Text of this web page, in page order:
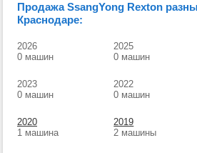
Продажа SsangYong Rexton
Краснодаре:
2026
0 машин
2025
0 машин
2023
0 машин
2022
0 машин
2020
1 машина
2019
2 машины